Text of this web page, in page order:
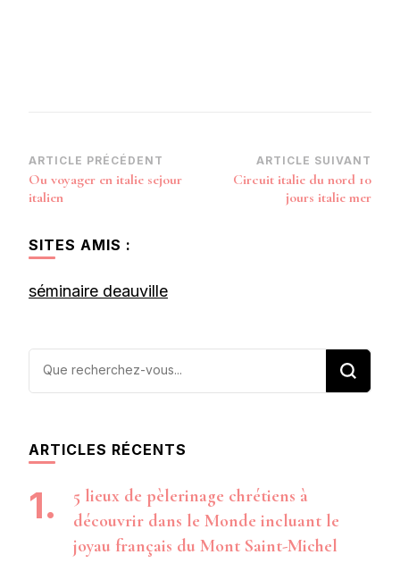
Navigation
d’article
ARTICLE PRÉCÉDENT
Ou voyager en italie sejour
italien
ARTICLE SUIVANT
Circuit italie du nord 10
jours italie mer
SITES AMIS :
séminaire deauville
Vous
ARTICLES RÉCENTS
5 lieux de pèlerinage chrétiens à
découvrir dans le Monde incluant le
joyau français du Mont Saint-Michel